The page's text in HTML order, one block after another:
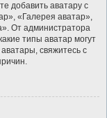
добавить аватару с
«Галерея аватар»,
От администратора
типы аватар могут
свяжитесь с